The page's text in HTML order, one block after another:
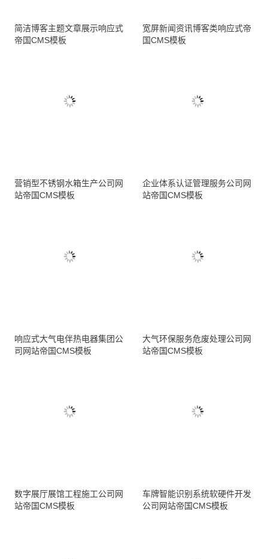
简洁博客主题文章展示响应式
帝国CMS模板
宽屏新闻资讯博客类响应式帝
国CMS模板
营销型不锈钢水箱生产公司网
站帝国CMS模板
企业体系认证管理服务公司网
站帝国CMS模板
响应式大气电伴热电器集团公
司网站帝国CMS模板
大气环保服务危废处理公司网
站帝国CMS模板
数字展厅展馆工程施工公司网
站帝国CMS模板
车牌智能识别系统软硬件开发
公司网站帝国CMS模板